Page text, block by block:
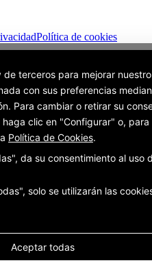
Política de cookies
terceros para mejorar
con sus preferencias
Para cambiar o retirar su
clic en "Configurar" o, para
Política de Cookies.
da su consentimiento al uso
solo se utilizarán las
Aceptar todas